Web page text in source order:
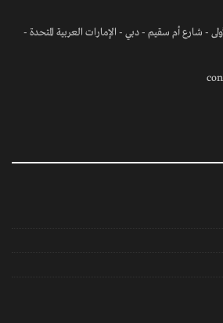
- شارع أم سقيم - دبي - الإمارات العربية المتحدة -